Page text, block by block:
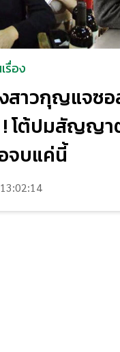
รื่อง
สาวกุญแจซอ
! โต้ปมสัญญ
จบแค่นี้